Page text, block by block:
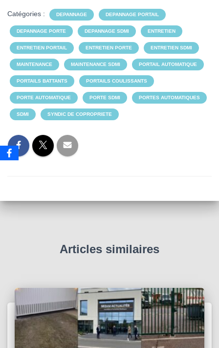
Catégories : DEPANNAGE DEPANNAGE PORTAIL
DEPANNAGE PORTE DEPANNAGE SDMI ENTRETIEN
ENTRETIEN PORTAIL ENTRETIEN PORTE ENTRETIEN SDMI
MAINTENANCE MAINTENANCE SDMI PORTAIL AUTOMATIQUE
PORTAILS BATTANTS PORTAILS COULISSANTS
PORTE AUTOMATIQUE PORTE SDMI PORTES AUTOMATIQUES
SDMI SYNDIC DE COPROPRIETE
Articles similaires